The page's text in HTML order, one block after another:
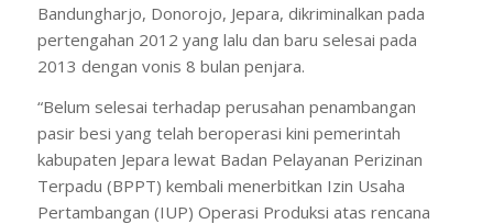
Bandungharjo, Donorojo, Jepara, dikriminalkan pada
pertengahan 2012 yang lalu dan baru selesai pada
2013 dengan vonis 8 bulan penjara.
“Belum selesai terhadap perusahan penambangan
pasir besi yang telah beroperasi kini pemerintah
kabupaten Jepara lewat Badan Pelayanan Perizinan
Terpadu (BPPT) kembali menerbitkan Izin Usaha
Pertambangan (IUP) Operasi Produksi atas rencana